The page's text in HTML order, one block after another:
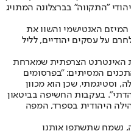
"התקווה" בברצלונה המתויג
המיזם האנטישמי והשוו את
על עסקים יהודיים, לליל
האינטרנט הצרפתית שמארחת
המסיתים: "בפרסומים
וסטיגמתי, שכן הוא מכוון
בעקבות החשיפה בביטאון
היהודית בספרד, המפה
נשמח שתשתפו אותנו